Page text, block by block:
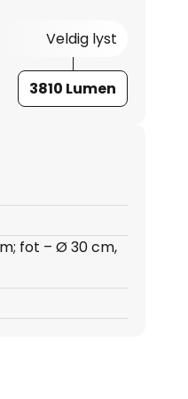
Veldig lyst
3810 Lumen
fot – Ø 30 cm,